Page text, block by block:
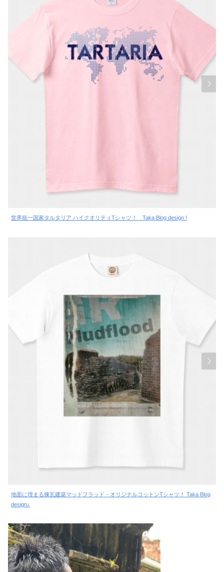
世界統一国家タルタリア ハイクオリティTシャツ！ Taka Blog design !
地面に埋まる煉瓦建築マッドフラッド・オリジナルコットンTシャツ！ Taka Blog
design♪